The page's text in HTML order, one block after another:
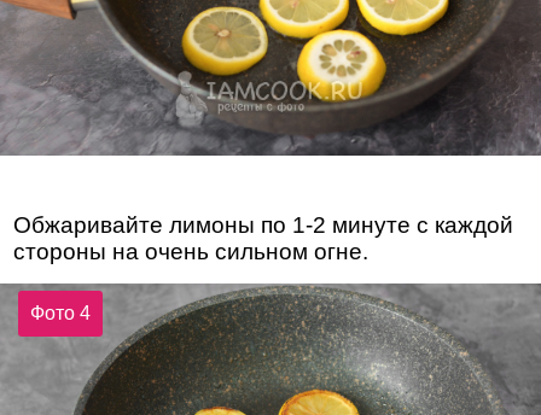
Обжаривайте лимоны по 1-2 минуте с каждой
стороны на очень сильном огне.
Фото 4